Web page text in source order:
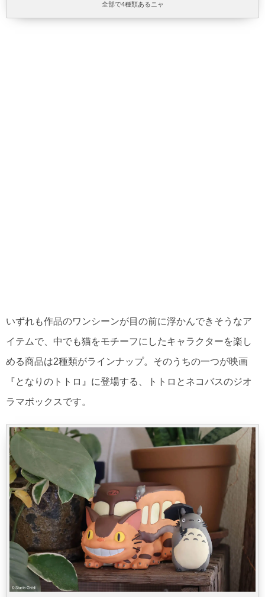
全部で4種類あるニャ
いずれも作品のワンシーンが目の前に浮かんできそうなア
イテムで、中でも猫をモチーフにしたキャラクターを楽し
める商品は2種類がラインナップ。そのうちの一つが映画
『となりのトトロ』に登場する、トトロとネコバスのジオ
ラマボックスです。